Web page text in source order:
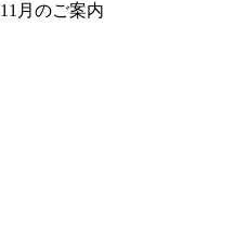
11月のご案内